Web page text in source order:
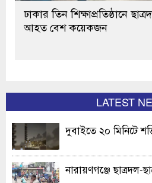
ঢাকার তিন শিক্ষাপ্রতিষ্ঠানে
আহত বেশ কয়েকজন
LATEST
দুবাইতে ২০ মিনিটে
নারায়ণগঞ্জে ছাত্রদল-